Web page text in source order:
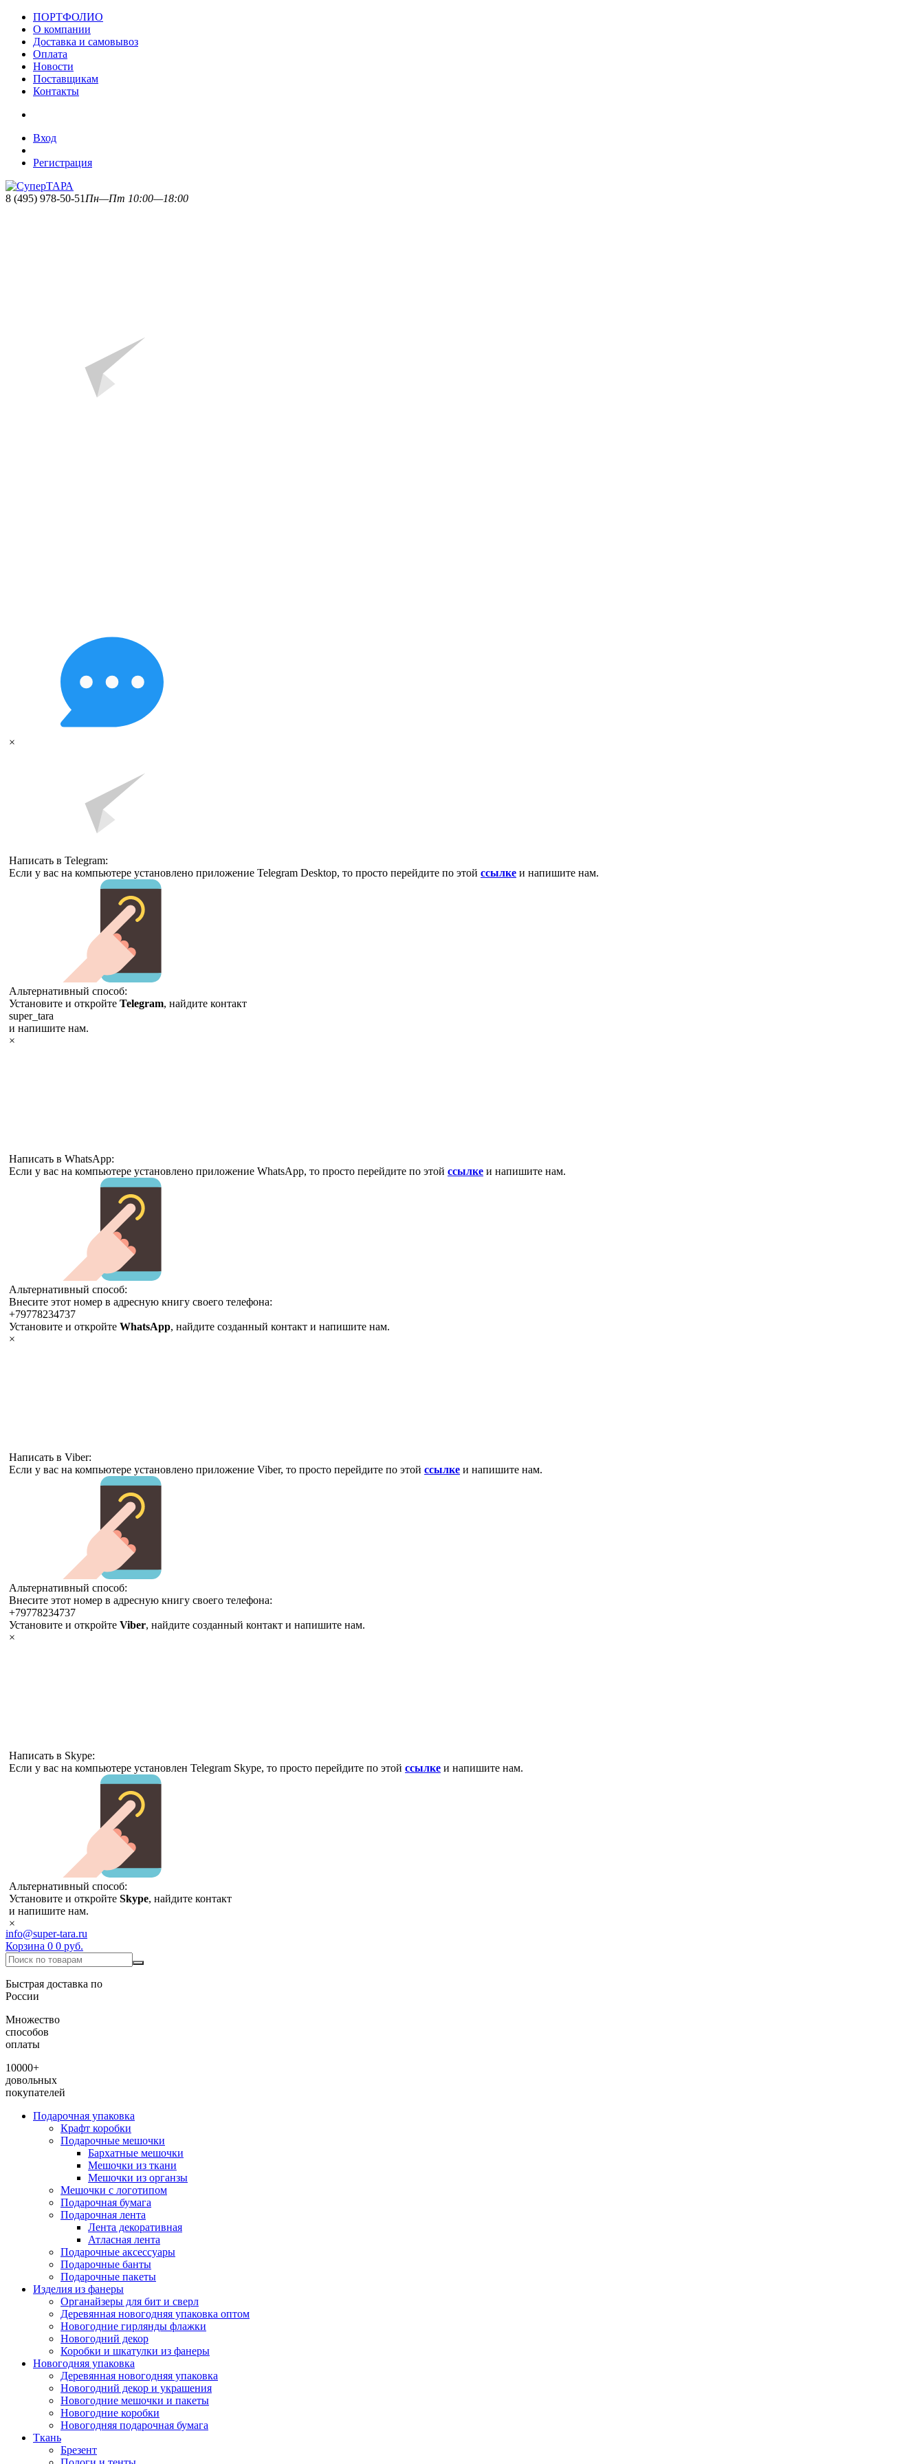
ПОРТФОЛИО
О компании
Доставка и самовывоз
Оплата
Новости
Поставщикам
Контакты
Вход
Регистрация
8 (495) 978-50-51 Пн—Пт 10:00—18:00
×
Написать в Telegram:
Если у вас на компьютере установлено приложение Telegram Desktop, то просто перейдите по этой ссылке и напишите нам.
Альтернативный способ:
Установите и откройте Telegram, найдите контакт
super_tara
и напишите нам.
×
Написать в WhatsApp:
Если у вас на компьютере установлено приложение WhatsApp, то просто перейдите по этой ссылке и напишите нам.
Альтернативный способ:
Внесите этот номер в адресную книгу своего телефона:
+79778234737
Установите и откройте WhatsApp, найдите созданный контакт и напишите нам.
×
Написать в Viber:
Если у вас на компьютере установлено приложение Viber, то просто перейдите по этой ссылке и напишите нам.
Альтернативный способ:
Внесите этот номер в адресную книгу своего телефона:
+79778234737
Установите и откройте Viber, найдите созданный контакт и напишите нам.
×
Написать в Skype:
Если у вас на компьютере установлен Telegram Skype, то просто перейдите по этой ссылке и напишите нам.
Альтернативный способ:
Установите и откройте Skype, найдите контакт
и напишите нам.
×
info@super-tara.ru
Корзина 0 0 руб.
Быстрая доставка по
России
Множество
способов
оплаты
10000+
довольных
покупателей
Подарочная упаковка
Крафт коробки
Подарочные мешочки
Бархатные мешочки
Мешочки из ткани
Мешочки из органзы
Мешочки с логотипом
Подарочная бумага
Подарочная лента
Лента декоративная
Атласная лента
Подарочные аксессуары
Подарочные банты
Подарочные пакеты
Изделия из фанеры
Органайзеры для бит и сверл
Деревянная новогодняя упаковка оптом
Новогодние гирлянды флажки
Новогодний декор
Коробки и шкатулки из фанеры
Новогодняя упаковка
Деревянная новогодняя упаковка
Новогодний декор и украшения
Новогодние мешочки и пакеты
Новогодние коробки
Новогодняя подарочная бумага
Ткань
Брезент